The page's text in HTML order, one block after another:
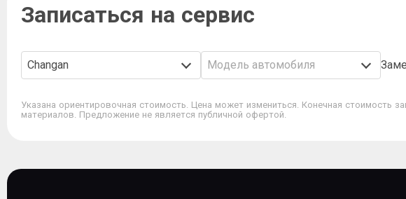
Записаться на сервис
Changan Модель автомобиля
Указана ориентировочная стоимость. Цена может измениться. Конечная стоимость
материалов. Предложение не является публичной офертой.